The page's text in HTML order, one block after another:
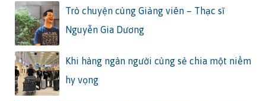
Trò chuyện cùng Giảng viên – Thạc sĩ
Nguyễn Gia Dương
Khi hàng ngàn người cùng sẻ chia một niềm
hy vọng